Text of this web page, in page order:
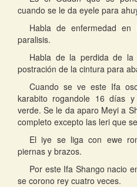
cuando se le da eyele para
Habla de enfermedad
paralisis.
Habla de la perdida de
postración de la cintura para
Cuando se ve este Ifa
karabito rogandole 16 días
verde. Se le da aparo Meyi a
completo excepto las leri que
El iye se liga con ewe
piernas y brazos.
Por este Ifa Shango nacio
se corono rey cuatro veces.